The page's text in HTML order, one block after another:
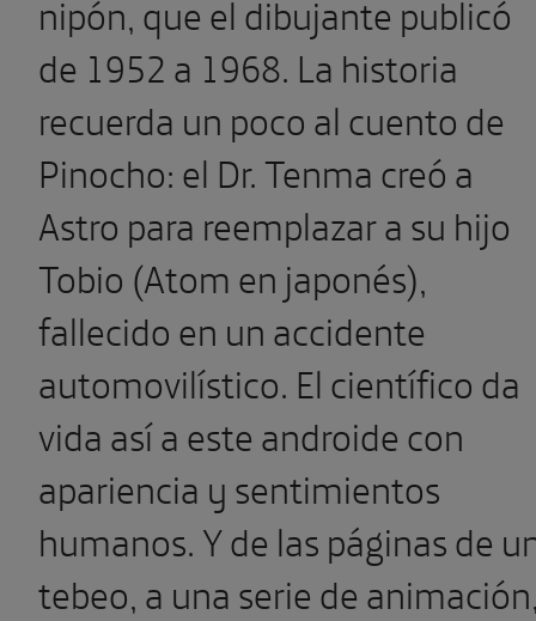
nipón, que el dibujante publicó
de 1952 a 1968. La historia
recuerda un poco al cuento de
Pinocho: el Dr. Tenma creó a
Astro para reemplazar a su hijo
Tobio (Atom en japonés),
fallecido en un accidente
automovilístico. El científico da
vida así a este androide con
apariencia y sentimientos
humanos. Y de las páginas de
tebeo, a una serie de